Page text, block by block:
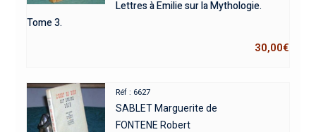
Lettres à Emilie sur la Mythologie.
Tome 3.
30,00€
Réf : 6627
SABLET Marguerite de
FONTENE Robert